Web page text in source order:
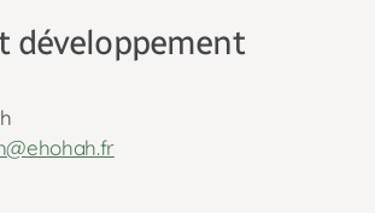
développement